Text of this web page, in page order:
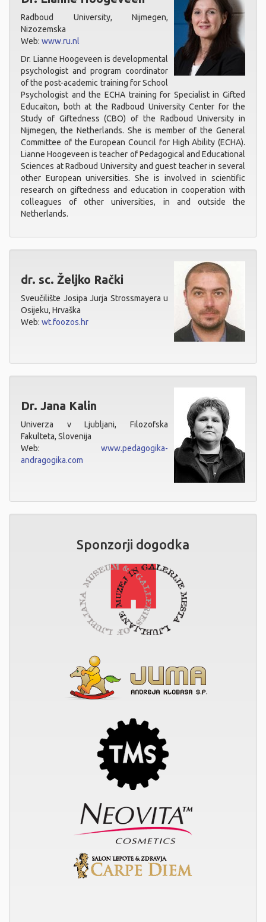
Radboud University, Nijmegen,
Nizozemska
Web: www.ru.nl
Dr. Lianne Hoogeveen is developmental
psychologist and program coordinator
of the post-academic training for School
Psychologist and the ECHA training for Specialist in Gifted
Educaiton, both at the Radboud University Center for the
Study of Giftedness (CBO) of the Radboud University in
Nijmegen, the Netherlands. She is member of the General
Committee of the European Council for High Ability (ECHA).
Lianne Hoogeveen is teacher of Pedagogical and Educational
Sciences at Radboud University and guest teacher in several
other European universities. She is involved in scientific
research on giftedness and education in cooperation with
colleagues of other universities, in and outside the
Netherlands.
dr. sc. Željko Rački
Sveučilište Josipa Jurja Strossmayera u
Osijeku, Hrvaška
Web: wt.foozos.hr
Dr. Jana Kalin
Univerza v Ljubljani, Filozofska
Fakulteta, Slovenija
Web: www.pedagogika-
andragogika.com
Sponzorji dogodka